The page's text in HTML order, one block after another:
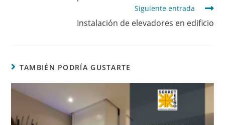
Siguiente entrada
Instalación de elevadores en edificio
TAMBIÉN PODRÍA GUSTARTE